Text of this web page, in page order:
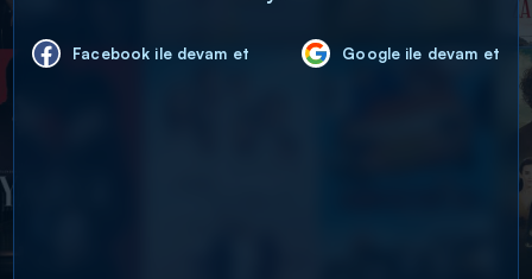
Facebook ile devam et Google ile devam et